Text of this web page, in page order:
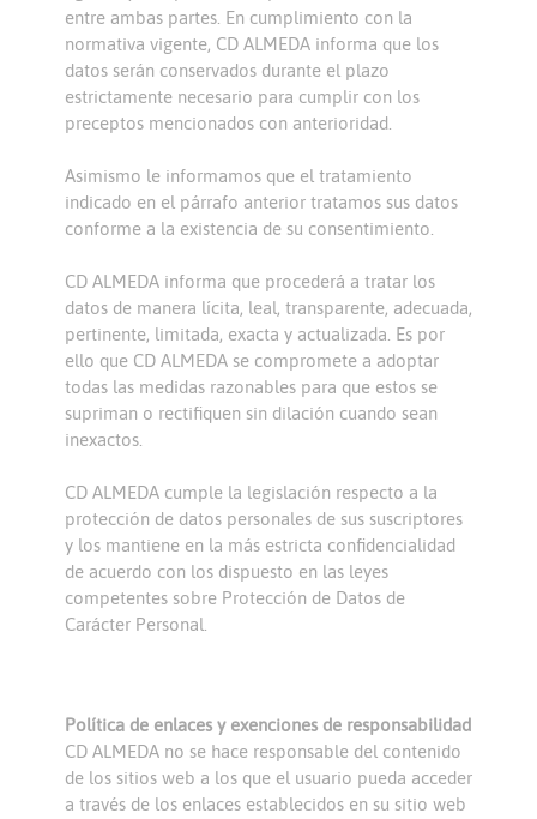
entre ambas partes. En cumplimiento con la
normativa vigente, CD ALMEDA informa que los
datos serán conservados durante el plazo
estrictamente necesario para cumplir con los
preceptos mencionados con anterioridad.
Asimismo le informamos que el tratamiento
indicado en el párrafo anterior tratamos sus datos
conforme a la existencia de su consentimiento.
CD ALMEDA informa que procederá a tratar los
datos de manera lícita, leal, transparente, adecuada,
pertinente, limitada, exacta y actualizada. Es por
ello que CD ALMEDA se compromete a adoptar
todas las medidas razonables para que estos se
supriman o rectifiquen sin dilación cuando sean
inexactos.
CD ALMEDA cumple la legislación respecto a la
protección de datos personales de sus suscriptores
y los mantiene en la más estricta confidencialidad
de acuerdo con los dispuesto en las leyes
competentes sobre Protección de Datos de
Carácter Personal.
Política de enlaces y exenciones de responsabilidad
CD ALMEDA no se hace responsable del contenido
de los sitios web a los que el usuario pueda acceder
a través de los enlaces establecidos en su sitio web